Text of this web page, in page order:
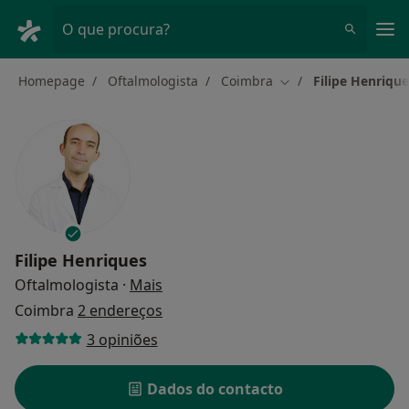
O que procura?
Homepage Oftalmologista Coimbra Mudar de cidade
Filipe
Filipe Henriques
Oftalmologista · Mais
Coimbra 2 endereços
3 opiniões
Dados do contacto